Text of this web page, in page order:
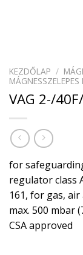
KEZDŐLAP /
VAG 2-/
for
regulator class
161, for gas,
max. 500 mbar
CSA approved